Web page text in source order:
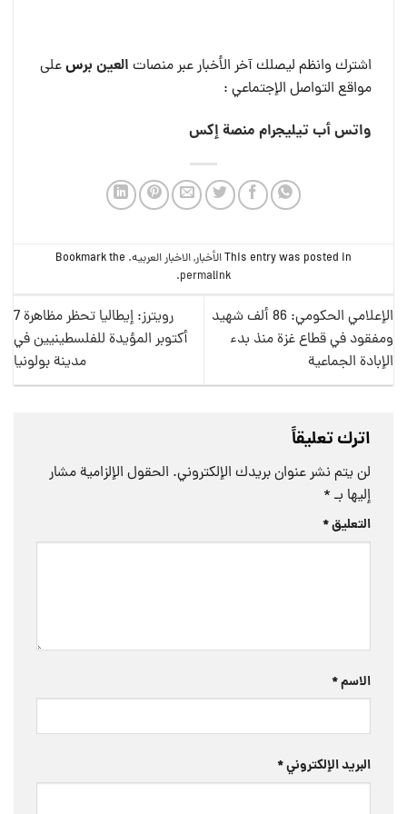
اشترك وانظم ليصلك آخر الأخبار عبر منصات العين برسعلى
مواقع التواصل الإجتماعي :
واتس أبتيليجرام منصة إكس
This entry was posted inالأخبار,الاخبار العربيه. Bookmark the
permalink
.
الإعلامي الحكومي: 86 ألف شهيد
ومفقود في قطاع غزة منذ بدء
الإبادة الجماعية
رويترز: إيطاليا تحظر مظاهرة 7
أكتوبر المؤيدة للفلسطينيين في
مدينة بولونيا
اترك تعليقاً
لن يتم نشر عنوان بريدك الإلكتروني. الحقول الإلزامية مشار
إليها بـ *
التعليق*
الاسم*
البريد الإلكتروني*